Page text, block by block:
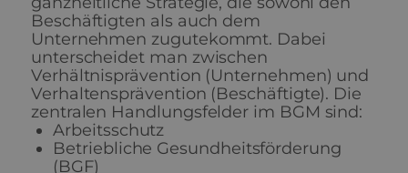
Beschäftigten als auch dem
Unternehmen zugutekommt. Dabei
unterscheidet man zwischen
Verhältnisprävention (Unternehmen) und
Verhaltensprävention (Beschäftigte). Die
zentralen Handlungsfelder im BGM sind:
Arbeitsschutz
Betriebliche Gesundheitsförderung
(BGF)